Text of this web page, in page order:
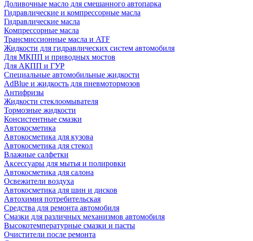
Доливочные масло для смешанного автопарка
Гидравлические и компрессорные масла
Гидравлические масла
Компрессорные масла
Трансмиссионные масла и ATF
Жидкости для гидравлических систем автомобиля
Для МКПП и приводных мостов
Для АКПП и ГУР
Специальные автомобильные жидкости
AdBlue и жидкость для пневмотормозов
Антифризы
Жидкости стеклоомывателя
Тормозные жидкости
Консистентные смазки
Автокосметика
Автокосметика для кузова
Автокосметика для стекол
Влажные салфетки
Аксессуары для мытья и полировки
Автокосметика для салона
Освежители воздуха
Автокосметика для шин и дисков
Автохимия потребительская
Средства для ремонта автомобиля
Смазки для различных механизмов автомобиля
Высокотемпературные смазки и пасты
Очистители после ремонта